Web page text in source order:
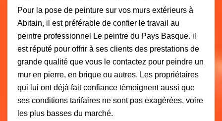
Pour la pose de peinture sur vos murs extérieurs à
Abitain, il est préférable de confier le travail au
peintre professionnel Le peintre du Pays Basque. il
est réputé pour offrir à ses clients des prestations de
grande qualité que vous le contactez pour peindre un
mur en pierre, en brique ou autres. Les propriétaires
qui lui ont déjà fait confiance témoignent aussi que
ses conditions tarifaires ne sont pas exagérées, voire
les plus basses du marché.